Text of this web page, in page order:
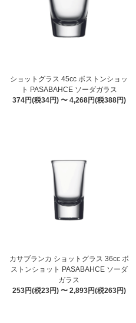
ショットグラス 45cc ボストンショッ
ト PASABAHCE ソーダガラス
374円(税34円) 〜 4,268円(税388円)
カサブランカ ショットグラス 36cc ボ
ストンショット PASABAHCE ソーダ
ガラス
253円(税23円) 〜 2,893円(税263円)